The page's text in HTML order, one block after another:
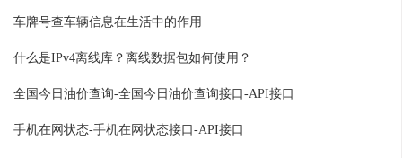
车牌号查车辆信息在生活中的作用
什么是IPv4离线库？离线数据包如何使用？
全国今日油价查询-全国今日油价查询接口-API接口
手机在网状态-手机在网状态接口-API接口